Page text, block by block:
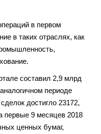
в первом
в таких отраслях, как
составил 2,9 млрд
периоде
достигло 23172,
первые 9 месяцев 2018
ценных бумаг,